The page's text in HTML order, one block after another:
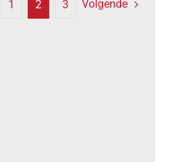
1 2 3 Volgende